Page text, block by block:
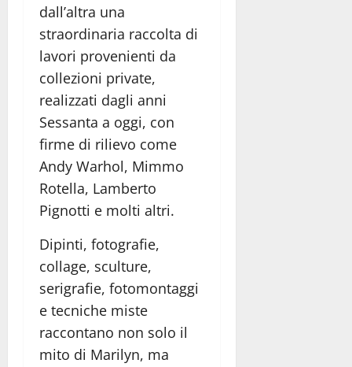
dall’altra una
straordinaria raccolta di
lavori provenienti da
collezioni private,
realizzati dagli anni
Sessanta a oggi, con
firme di rilievo come
Andy Warhol, Mimmo
Rotella, Lamberto
Pignotti e molti altri.
Dipinti, fotografie,
collage, sculture,
serigrafie, fotomontaggi
e tecniche miste
raccontano non solo il
mito di Marilyn, ma